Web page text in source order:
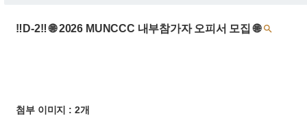
‼️D-2‼️ 🌐 2026 MUNCCC 내부참가자 오피서 모집 🌐
첨부 이미지 : 2개